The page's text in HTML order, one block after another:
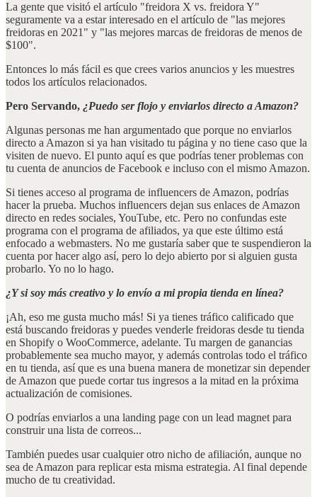
La gente que visitó el artículo "freidora X vs. freidora Y"
seguramente va a estar interesado en el artículo de "las mejores
freidoras en 2021" y "las mejores marcas de freidoras de menos de
$100".
Entonces lo más fácil es que crees varios anuncios y les muestres
todos los artículos relacionados.
Pero Servando, ¿Puedo ser flojo y enviarlos directo a Amazon?
Algunas personas me han argumentado que porque no enviarlos
directo a Amazon si ya han visitado tu página y no tiene caso que la
visiten de nuevo. El punto aquí es que podrías tener problemas con
tu cuenta de anuncios de Facebook e incluso con el mismo Amazon.
Si tienes acceso al programa de influencers de Amazon, podrías
hacer la prueba. Muchos influencers dejan sus enlaces de Amazon
directo en redes sociales, YouTube, etc. Pero no confundas este
programa con el programa de afiliados, ya que este último está
enfocado a webmasters. No me gustaría saber que te suspendieron la
cuenta por hacer algo así, pero lo dejo abierto por si alguien gusta
probarlo. Yo no lo hago.
¿Y si soy más creativo y lo envío a mi propia tienda en línea?
¡Ah, eso me gusta mucho más! Si ya tienes tráfico calificado que
está buscando freidoras y puedes venderle freidoras desde tu tienda
en Shopify o WooCommerce, adelante. Tu margen de ganancias
probablemente sea mucho mayor, y además controlas todo el tráfico
en tu tienda, así que es una buena manera de monetizar sin depender
de Amazon que puede cortar tus ingresos a la mitad en la próxima
actualización de comisiones.
O podrías enviarlos a una landing page con un lead magnet para
construir una lista de correos...
También puedes usar cualquier otro nicho de afiliación, aunque no
sea de Amazon para replicar esta misma estrategia. Al final depende
mucho de tu creatividad.